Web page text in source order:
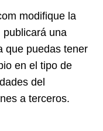
modifique la
publicará una
que puedas tener
en el tipo de
del
a terceros.